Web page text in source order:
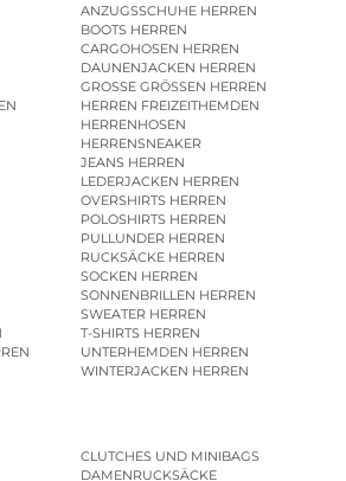
ANZUGSSCHUHE HERREN
BOOTS HERREN
CARGOHOSEN HERREN
DAUNENJACKEN HERREN
GROSSE GRÖSSEN HERREN
HERREN FREIZEITHEMDEN
HERRENHOSEN
HERRENSNEAKER
JEANS HERREN
LEDERJACKEN HERREN
OVERSHIRTS HERREN
POLOSHIRTS HERREN
PULLUNDER HERREN
RUCKSÄCKE HERREN
SOCKEN HERREN
SONNENBRILLEN HERREN
SWEATER HERREN
T-SHIRTS HERREN
UNTERHEMDEN HERREN
WINTERJACKEN HERREN
CLUTCHES UND MINIBAGS
DAMENRUCKSÄCKE